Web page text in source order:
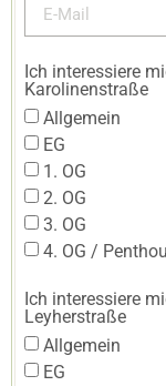
Ich interessiere
Karolinenstraße
Allgemein
EG
1. OG
2. OG
3. OG
4. OG /
Ich interessiere
Leyherstraße
Allgemein
EG